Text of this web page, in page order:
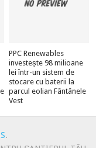
PPC Renewables
investește 98 milioane
lei într-un sistem de
stocare cu baterii la
parcul eolian Fântânele
Vest
.